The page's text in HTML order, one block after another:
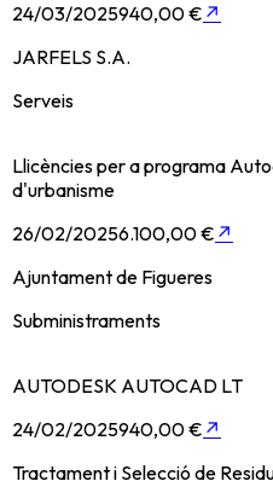
24/03/2025940,00 € ↗
JARFELS S.A.
Serveis
Llicències per a programa
d'urbanisme
26/02/20256.100,00 € ↗
Ajuntament de Figueres
Subministraments
AUTODESK AUTOCAD LT
24/02/2025940,00 € ↗
Tractament i Selecció de